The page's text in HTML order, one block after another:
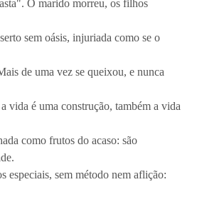
O marido morreu, os filhos
sem oásis, injuriada como se o
de uma vez se queixou, e nunca
vida é uma construção, também a vida
como frutos do acaso: são
especiais, sem método nem aflição: